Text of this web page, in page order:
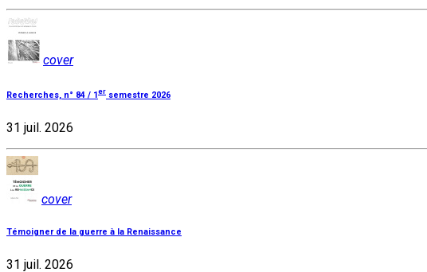
cover
Recherches, n° 84 / 1er semestre 2026
31 juil. 2026
cover
Témoigner de la guerre à la Renaissance
31 juil. 2026